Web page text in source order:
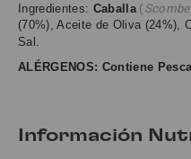
Ingredientes: Caballa(
(70%),Aceite de Oliva (24%),
Sal.
ALÉRGENOS: Contiene
Información